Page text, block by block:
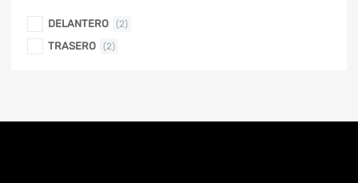
DELANTERO (2)
TRASERO (2)